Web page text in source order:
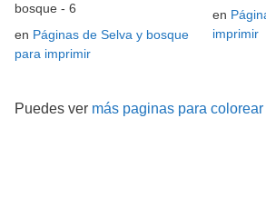
bosque - 6
en Páginas de Selva y bosque
para imprimir
en
imprimir
Puedes ver más paginas para